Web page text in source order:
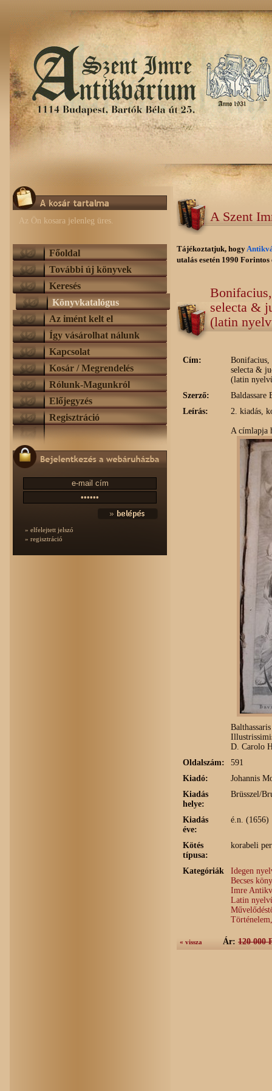
Az Ön kosara jelenleg üres.
Főoldal
További új könyvek
Keresés
Könyvkatalógus
Az imént kelt el
Így vásárolhat nálunk
Kapcsolat
Kosár / Megrendelés
Rólunk-Magunkról
Előjegyzés
Regisztráció
» elfelejtett jelszó
» regisztráció
A Szent
Tájékoztatjuk, hogy
utalás esetén 1990
selecta &
(latin
Cím:
Bonifacius,
selecta &
(latin
Szerző:
Baldassare
Leírás:
2. kiadás,
A címlapja
Balthassaris
D. Carolo
Oldalszám:
591
Kiadó:
Johannis
Kiadás
helye:
Brüsszel/
Kiadás
éve:
é.n. (1656)
Kötés
típusa:
korabeli
Kategóriák
Idegen
Becses
Imre
Latin
« vissza Ár: 120 000